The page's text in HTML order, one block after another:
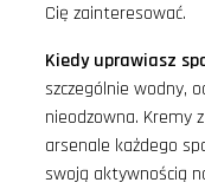
Cię zainteresować.
Kiedy uprawiasz
szczególnie wodny,
nieodzowna. Kremy
arsenale każdego
swoją aktywnością